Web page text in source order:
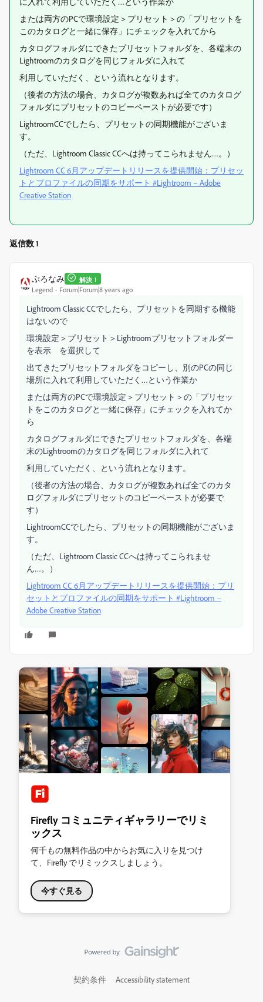
または両方のPCで環境設定＞プリセット＞の「プリセットを
このカタログと一緒に保存」にチェックを入れてから
カタログフォルダにできたプリセットフォルダを、各端末の
Lightroomのカタログを同じフォルダに入れて
利用していただく、という流れとなります。
（後者の方法の場合、カタログが複数あれば全てのカタログ
フォルダにプリセットのコピーペーストが必要です）
LightroomCCでしたら、プリセットの同期機能がございま
す。
（ただ、Lightroom Classic CCへは持ってこられません…。）
Lightroom CC 6月アップデートリリースを提供開始：プリセッ
トとプロファイルの同期をサポート #Lightroom – Adobe
Creative Station
返信数 1
ぷろなみ 解決！
Legend Forum|Forum|8 years ago
Lightroom Classic CCでしたら、プリセットを同期する機能
はないので
環境設定＞プリセット＞Lightroomプリセットフォルダー
を表示 を選択して
出てきたプリセットフォルダをコピーし、別のPCの同じ
場所に入れて利用していただく…という作業か
または両方のPCで環境設定＞プリセット＞の「プリセッ
トをこのカタログと一緒に保存」にチェックを入れてか
ら
カタログフォルダにできたプリセットフォルダを、各端
末のLightroomのカタログを同じフォルダに入れて
利用していただく、という流れとなります。
（後者の方法の場合、カタログが複数あれば全てのカタ
ログフォルダにプリセットのコピーペーストが必要で
す）
LightroomCCでしたら、プリセットの同期機能がございま
す。
（ただ、Lightroom Classic CCへは持ってこられませ
ん…。）
Lightroom CC 6月アップデートリリースを提供開始：プリ
セットとプロファイルの同期をサポート #Lightroom –
Adobe Creative Station
Firefly コミュニティギャラリーでリミ
ックス
何千もの無料作品の中からお気に入りを見つけ
て、Firefly でリミックスしましょう。
今すぐ見る
契約条件 Accessibility statement